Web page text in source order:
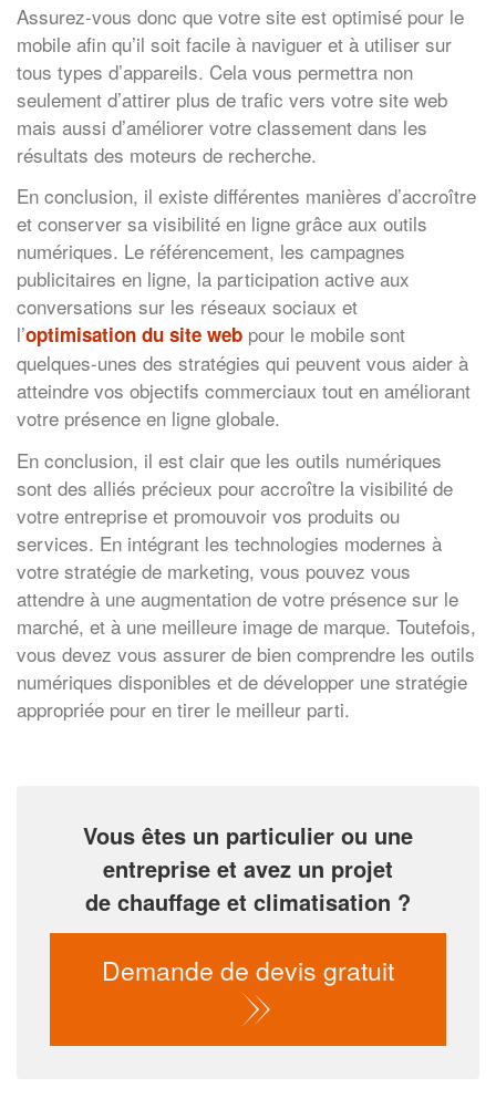
Assurez-vous donc que votre site est optimisé pour le
mobile afin qu’il soit facile à naviguer et à utiliser sur
tous types d’appareils. Cela vous permettra non
seulement d’attirer plus de trafic vers votre site web
mais aussi d’améliorer votre classement dans les
résultats des moteurs de recherche.
En conclusion, il existe différentes manières d’accroître
et conserver sa visibilité en ligne grâce aux outils
numériques. Le référencement, les campagnes
publicitaires en ligne, la participation active aux
conversations sur les réseaux sociaux et
l’optimisation du site web pour le mobile sont
quelques-unes des stratégies qui peuvent vous aider à
atteindre vos objectifs commerciaux tout en améliorant
votre présence en ligne globale.
En conclusion, il est clair que les outils numériques
sont des alliés précieux pour accroître la visibilité de
votre entreprise et promouvoir vos produits ou
services. En intégrant les technologies modernes à
votre stratégie de marketing, vous pouvez vous
attendre à une augmentation de votre présence sur le
marché, et à une meilleure image de marque. Toutefois,
vous devez vous assurer de bien comprendre les outils
numériques disponibles et de développer une stratégie
appropriée pour en tirer le meilleur parti.
Vous êtes un particulier ou une
entreprise et avez un projet
de chauffage et climatisation ?
Demande de devis gratuit